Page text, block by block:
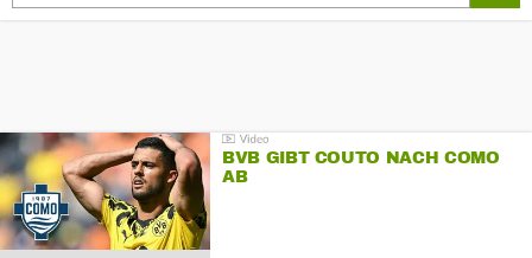
BVB GIBT COUTO NACH COMO
AB